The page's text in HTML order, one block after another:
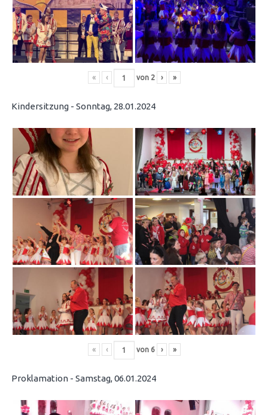
« ‹ von 2 › »
Kindersitzung - Sonntag, 28.01.2024
« ‹ von 6 › »
Proklamation - Samstag, 06.01.2024